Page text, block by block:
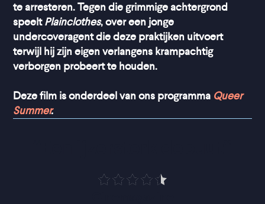
te arresteren. Tegen die grimmige achtergrond
speelt Plainclothes, over een jonge
undercoveragent die deze praktijken uitvoert
terwijl hij zijn eigen verlangens krampachtig
verborgen probeert te houden.
Deze film is onderdeel van ons programma Queer
Summer.